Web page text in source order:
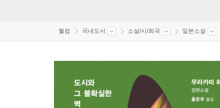
웰컴 국내도서 소설/시/희곡 일본소설